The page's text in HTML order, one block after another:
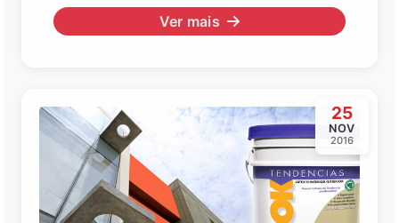
Ver mais
25
NOV
2016